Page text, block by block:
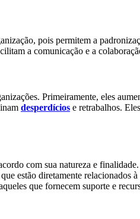
pois permitem a
a comunicação e a
Primeiramente, eles
desperdícios e retrabalhos.
com sua natureza e
estão diretamente relacionados
que fornecem suporte e